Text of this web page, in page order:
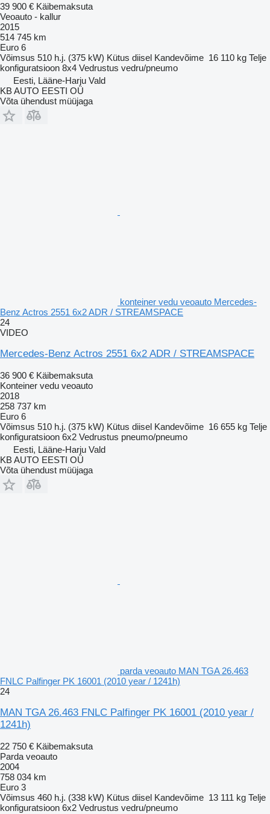
39 900 € Käibemaksuta
Veoauto - kallur
2015
514 745 km
Euro 6
Võimsus 510 h.j. (375 kW) Kütus diisel Kandevõime 16 110 kg Telje
konfiguratsioon 8x4 Vedrustus vedru/pneumo
Eesti, Lääne-Harju Vald
KB AUTO EESTI OÜ
Võta ühendust müüjaga
konteiner vedu veoauto Mercedes-
Benz Actros 2551 6x2 ADR / STREAMSPACE
24
VIDEO
Mercedes-Benz Actros 2551 6x2 ADR / STREAMSPACE
36 900 € Käibemaksuta
Konteiner vedu veoauto
2018
258 737 km
Euro 6
Võimsus 510 h.j. (375 kW) Kütus diisel Kandevõime 16 655 kg Telje
konfiguratsioon 6x2 Vedrustus pneumo/pneumo
Eesti, Lääne-Harju Vald
KB AUTO EESTI OÜ
Võta ühendust müüjaga
parda veoauto MAN TGA 26.463
FNLC Palfinger PK 16001 (2010 year / 1241h)
24
MAN TGA 26.463 FNLC Palfinger PK 16001 (2010 year /
1241h)
22 750 € Käibemaksuta
Parda veoauto
2004
758 034 km
Euro 3
Võimsus 460 h.j. (338 kW) Kütus diisel Kandevõime 13 111 kg Telje
konfiguratsioon 6x2 Vedrustus vedru/pneumo